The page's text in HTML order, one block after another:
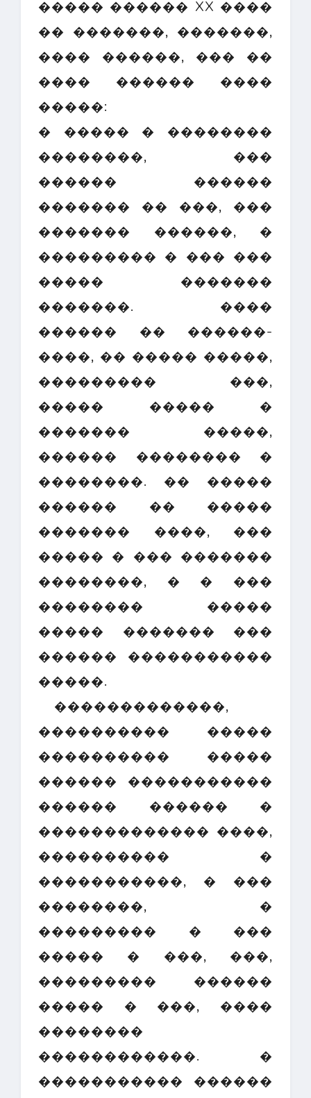
����� ������ XX ����
�� �������, �������,
���� ������, ��� ��
���� ������ ����
�����:
� ����� � ��������
��������, ���
������ ������
������� �� ���, ���
������� ������, �
��������� � ��� ���
����� �������
�������. ����
������ �� ������-
����, �� ����� �����,
��������� ���,
����� ����� �
������� �����,
������ �������� �
��������. �� �����
������ �� �����
������� ����, ���
����� � ��� �������
��������, � � ���
�������� �����
����� ������� ���
������ �����������
�����.
�������������,
���������� �����
���������� �����
������ �����������
������ ������ �
������������� ����,
���������� �
�����������, � ���
��������, �
��������� � ���
����� � ���, ���,
��������� ������
����� � ���, ����
��������
������������. �
����������� ������